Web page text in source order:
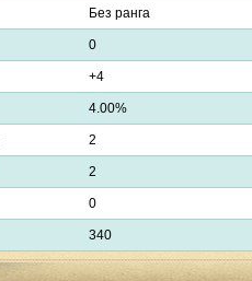
Без ранга
0
+4
4.00%
2
2
0
340